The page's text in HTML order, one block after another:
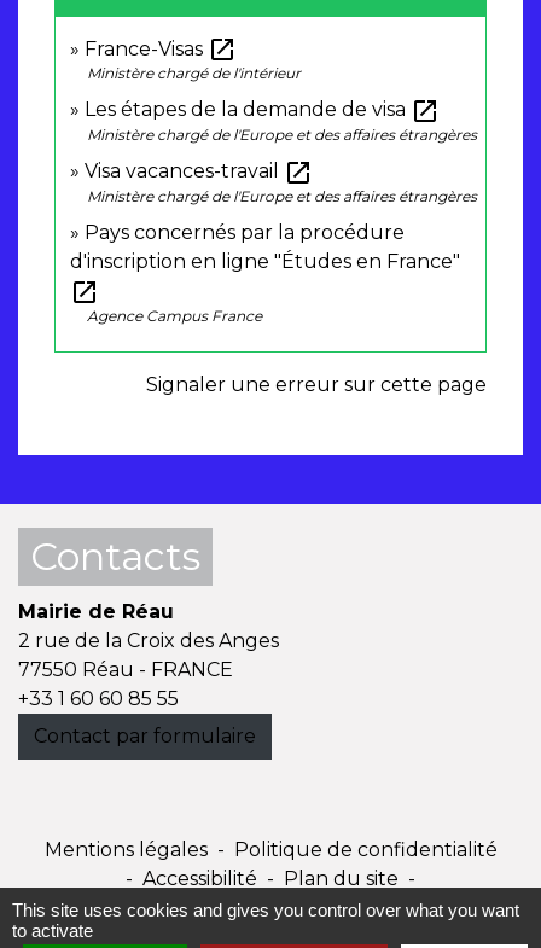
France-Visas open_in_new
Ministère chargé de l'intérieur
Les étapes de la demande de visa open_in_new
Ministère chargé de l'Europe et des affaires étrangères
Visa vacances-travail open_in_new
Ministère chargé de l'Europe et des affaires étrangères
Pays concernés par la procédure
d'inscription en ligne "Études en France"
open_in_new
Agence Campus France
Signaler une erreur sur cette page
Contacts
Mairie de Réau
2 rue de la Croix des Anges
77550 Réau - FRANCE
+33 1 60 60 85 55
Contact par formulaire
Mentions légales - Politique de confidentialité
- Accessibilité - Plan du site -
Gestion des cookies
This site uses cookies and gives you control over what you want
to activate